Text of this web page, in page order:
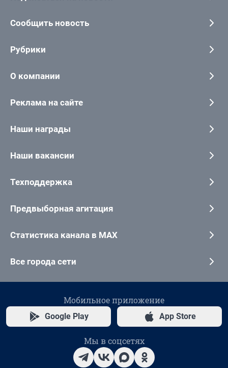
Сообщить новость
Рубрики
О компании
Реклама на сайте
Наши награды
Наши вакансии
Техподдержка
Предвыборная агитация
Статистика канала в MAX
Все города сети
Мобильное приложение
Google Play App Store
Мы в соцсетях